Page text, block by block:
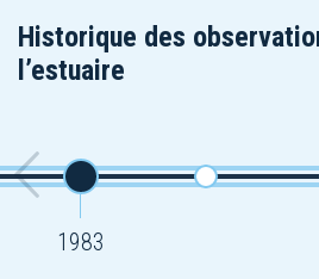
Historique des
l’estuaire
1983